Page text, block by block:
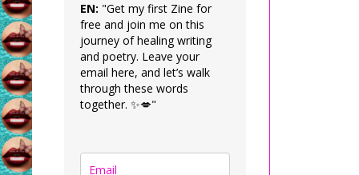
EN: "Get my first Zine for
free and join me on this
journey of healing writing
and poetry. Leave your
email here, and let’s walk
through these words
together. ✨💋"